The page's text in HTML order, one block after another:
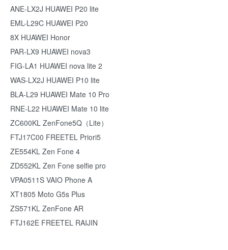
ANE-LX2J HUAWEI P20 lite
EML-L29C HUAWEI P20
8X HUAWEI Honor
PAR-LX9 HUAWEI nova3
FIG-LA1 HUAWEI nova lite 2
WAS-LX2J HUAWEI P10 lite
BLA-L29 HUAWEI Mate 10 Pro
RNE-L22 HUAWEI Mate 10 lite
ZC600KL ZenFone5Q（Lite）
FTJ17C00 FREETEL Priori5
ZE554KL Zen Fone 4
ZD552KL Zen Fone selfie pro
VPA0511S VAIO Phone A
XT1805 Moto G5s Plus
ZS571KL ZenFone AR
FTJ162E FREETEL RAIJIN